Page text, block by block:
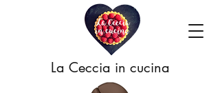
La Ceccia in cucina